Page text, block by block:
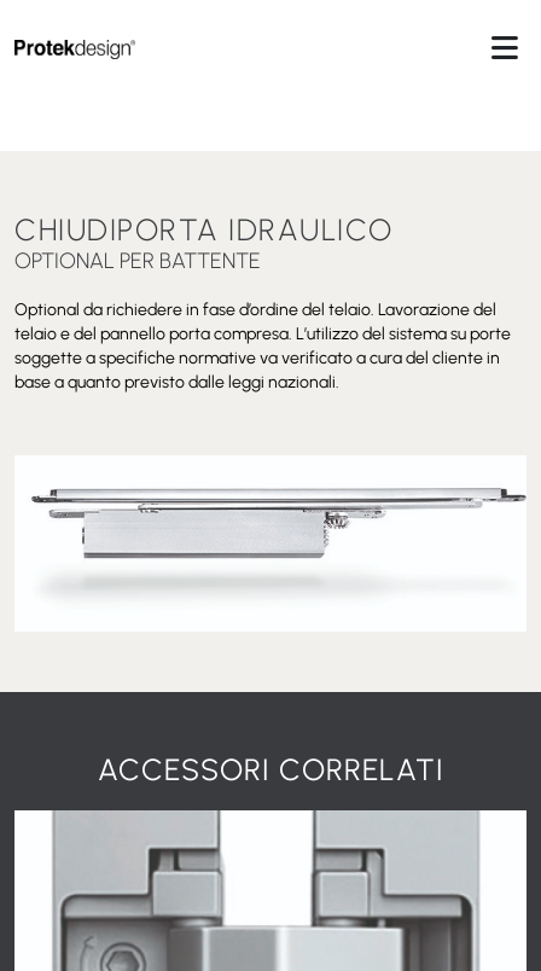
CHIUDIPORTA IDRAULICO
OPTIONAL PER BATTENTE
Optional da richiedere in fase d’ordine del telaio. Lavorazione del
telaio e del pannello porta compresa. L’utilizzo del sistema su porte
soggette a specifiche normative va verificato a cura del cliente in
base a quanto previsto dalle leggi nazionali.
ACCESSORI CORRELATI